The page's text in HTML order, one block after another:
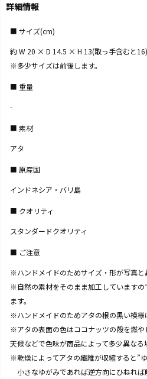
詳細情報
サイズ(cm)
約 W 20 × D 14.5 × H 13(取っ手含むと16)
※多少サイズは前後します。
重量
-
素材
アタ
原産国
インドネシア・バリ島
クオリティ
スタンダードクオリティ
ご注意
※ハンドメイドのためサイズ・形が写真と
※自然の素材をそのまま加工していますの
ます。
※ハンドメイドのためアタの根の黒い模様
※アタの表面の色はココナッツの殻を燃
天候などで色味が商品によって多少異なる
※乾燥によってアタの繊維が収縮すると”
小さなゆがみであれば逆方向にひねれば